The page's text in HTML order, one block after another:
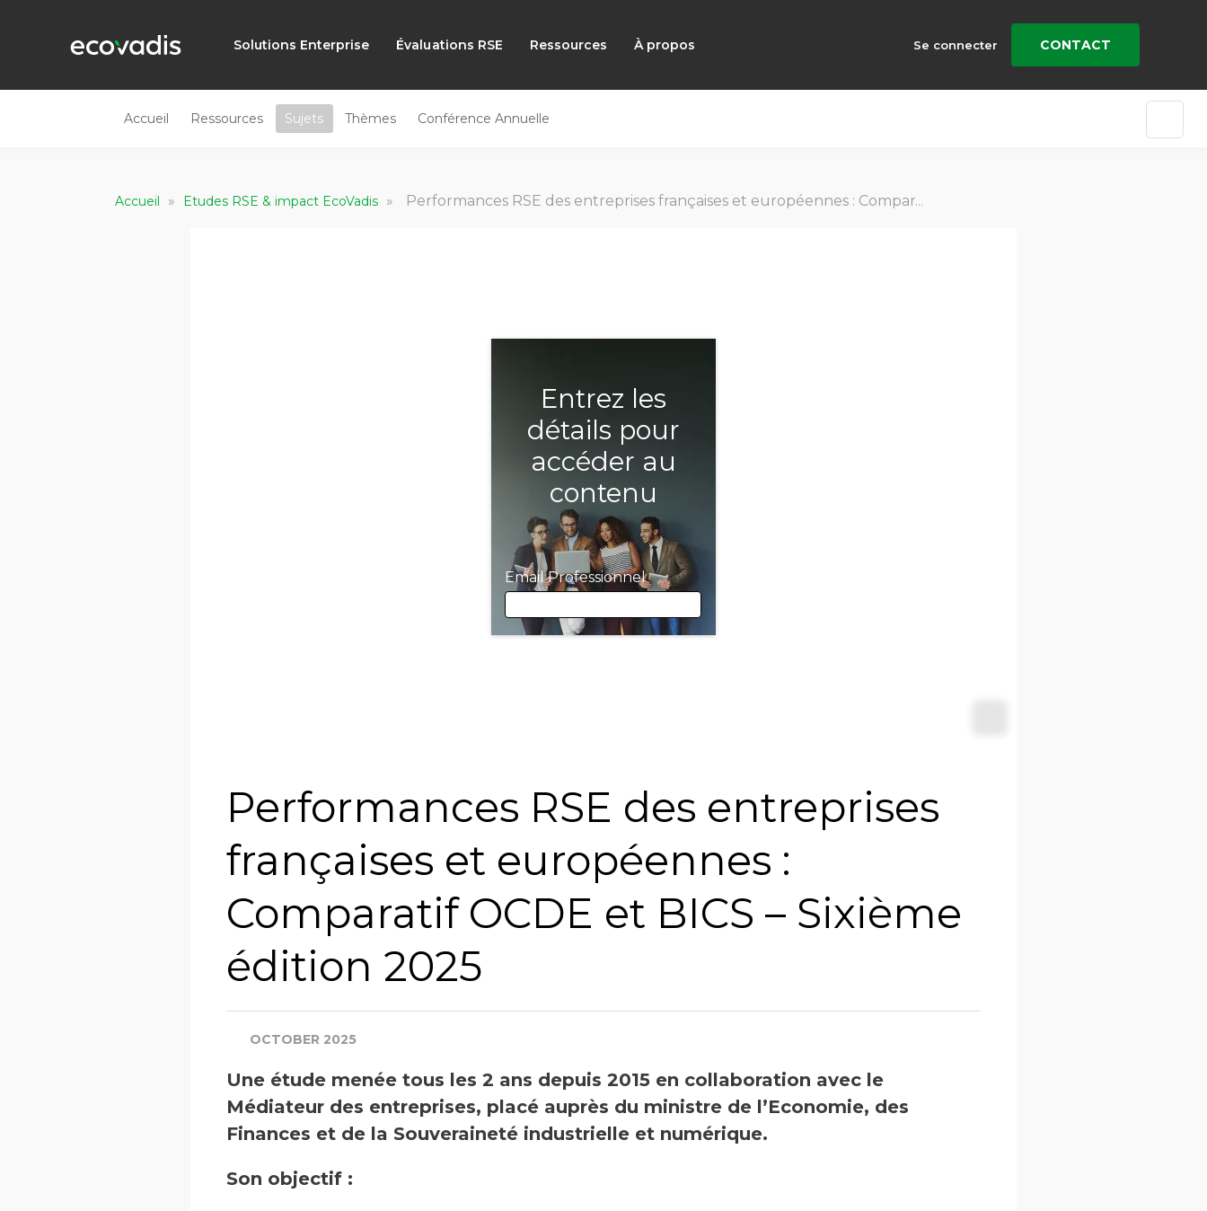
Solutions Enterprise Évaluations RSE Ressources À propos Se connecter CONTACT
Accueil Ressources Sujets Thèmes Conférence Annuelle
Accueil » Etudes RSE & impact EcoVadis » Performances RSE des entreprises françaises et européennes : Comparatif OCDE et BICS – Sixième édition 2025
Entrez les
détails pour
accéder au
contenu
Email Professionnel
Nom
Société
Profession
Performances RSE des entreprises
françaises et européennes :
Comparatif OCDE et BICS – Sixième
édition 2025
OCTOBER 2025
Une étude menée tous les 2 ans depuis 2015 en collaboration avec le
Médiateur des entreprises, placé auprès du ministre de l’Economie, des
Finances et de la Souveraineté industrielle et numérique.
Son objectif :